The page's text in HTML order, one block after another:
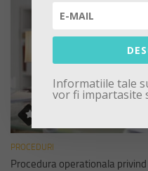
PROCEDURI
Procedura operationala
Informatiile tale
vor fi impartasite